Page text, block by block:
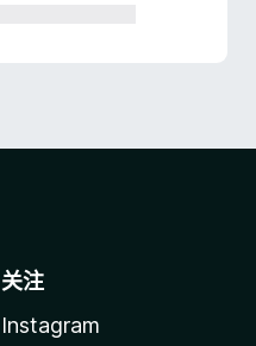
关注
Instagram